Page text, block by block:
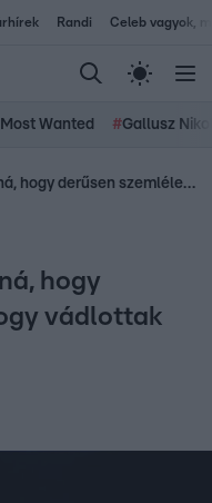
Randi Celeb vagyok,
Most Wanted #Gallusz
Udvaros Dorottya: Naná, hogy derűsen szemlélem, hogy vádlottak lettünk
hogy
vádlottak